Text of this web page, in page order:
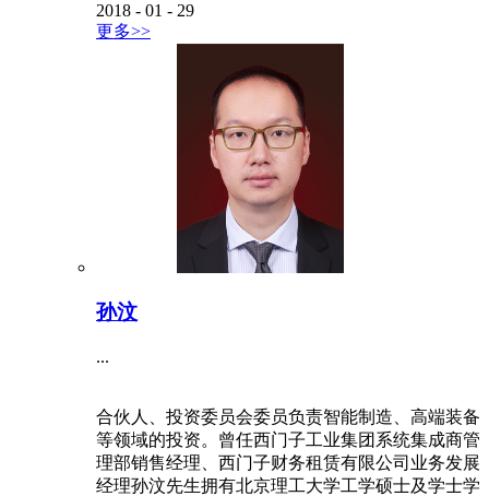
2018 - 01 - 29
更多>>
孙汶
...
合伙人、投资委员会委员负责智能制造、高端装备
等领域的投资。曾任西门子工业集团系统集成商管
理部销售经理、西门子财务租赁有限公司业务发展
经理孙汶先生拥有北京理工大学工学硕士及学士学